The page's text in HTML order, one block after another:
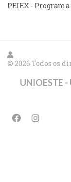
PEIEX -
© 2026 Todos os
UNIOESTE